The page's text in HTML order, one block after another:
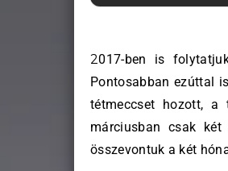
2017-ben is folytatjuk szavazássorozatunkat, azaz keressük ismét a hónap legjobb játékosát.
Pontosabban ezúttal
tétmeccset hozott, a
márciusban csak
összevontuk a két